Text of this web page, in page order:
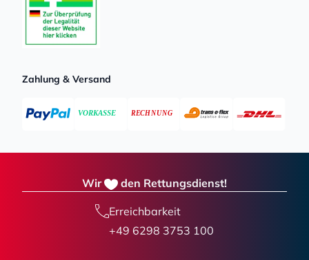
Zahlung & Versand
Wir den Rettungsdienst!
Erreichbarkeit
+49 6298 3753 100